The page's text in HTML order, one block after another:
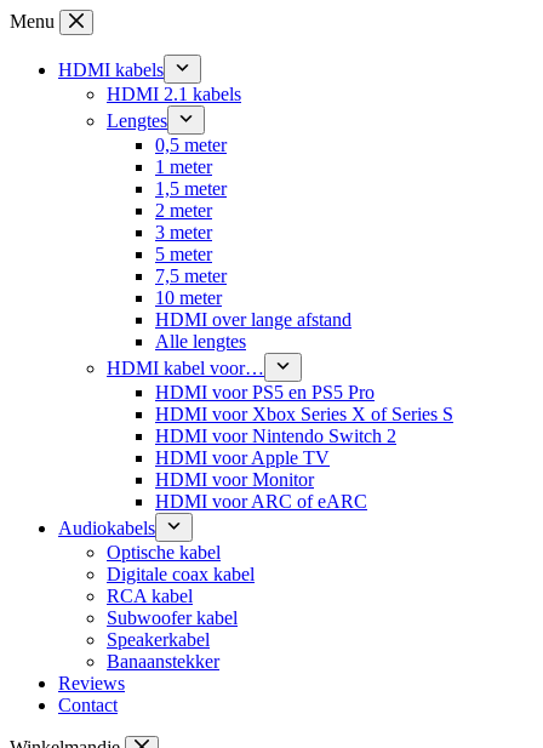
Ga
inhoud
Menu
HDMI kabels
HDMI 2.1 kabels
Lengtes
0,5 meter
1 meter
1,5 meter
2 meter
3 meter
5 meter
7,5 meter
10 meter
HDMI over lange afstand
Alle lengtes
HDMI kabel voor…
HDMI voor PS5 en PS5 Pro
HDMI voor Xbox Series X of Series S
HDMI voor Nintendo Switch 2
HDMI voor Apple TV
HDMI voor Monitor
HDMI voor ARC of eARC
Audiokabels
Optische kabel
Digitale coax kabel
RCA kabel
Subwoofer kabel
Speakerkabel
Banaanstekker
Reviews
Contact